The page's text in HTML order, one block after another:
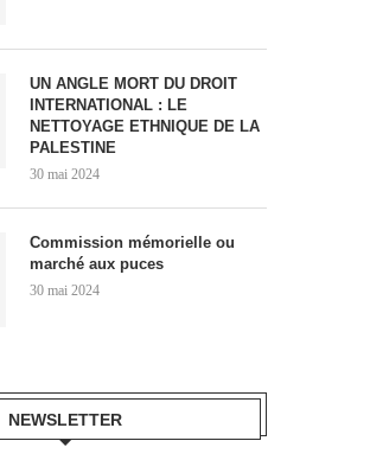
UN ANGLE MORT DU DROIT
INTERNATIONAL : LE
NETTOYAGE ETHNIQUE DE LA
PALESTINE
30 mai 2024
Commission mémorielle ou
marché aux puces
30 mai 2024
NEWSLETTER